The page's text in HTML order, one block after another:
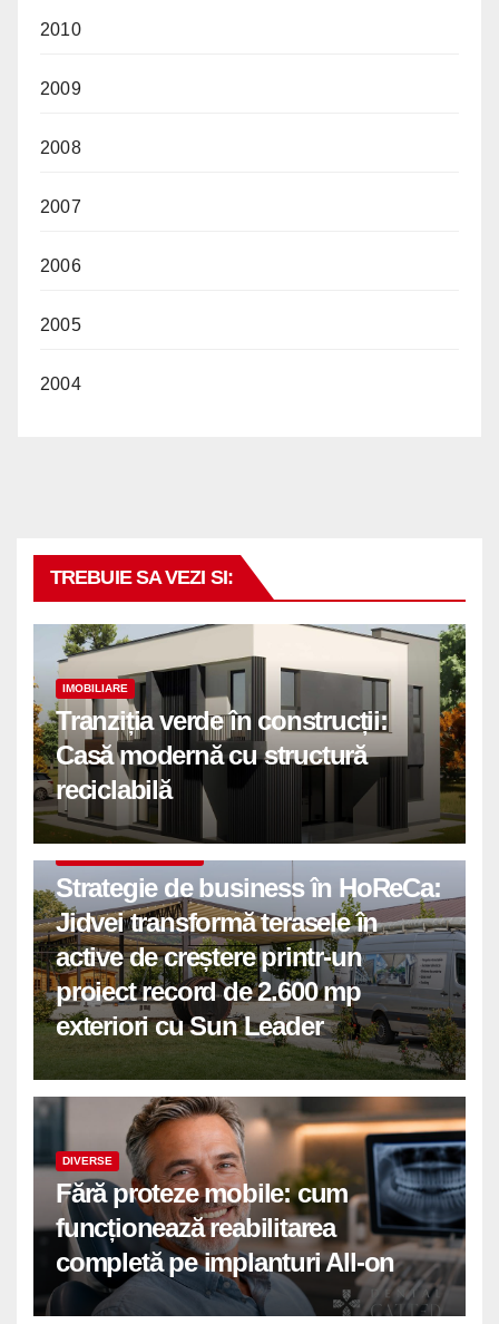
2010
2009
2008
2007
2006
2005
2004
TREBUIE SA VEZI SI:
IMOBILIARE
Tranziția verde în construcții:
Casă modernă cu structură
reciclabilă
Strategie de business în HoReCa:
Jidvei transformă terasele în
active de creștere printr-un
proiect record de 2.600 mp
exteriori cu Sun Leader
DIVERSE
Fără proteze mobile: cum
funcționează reabilitarea
completă pe implanturi All-on